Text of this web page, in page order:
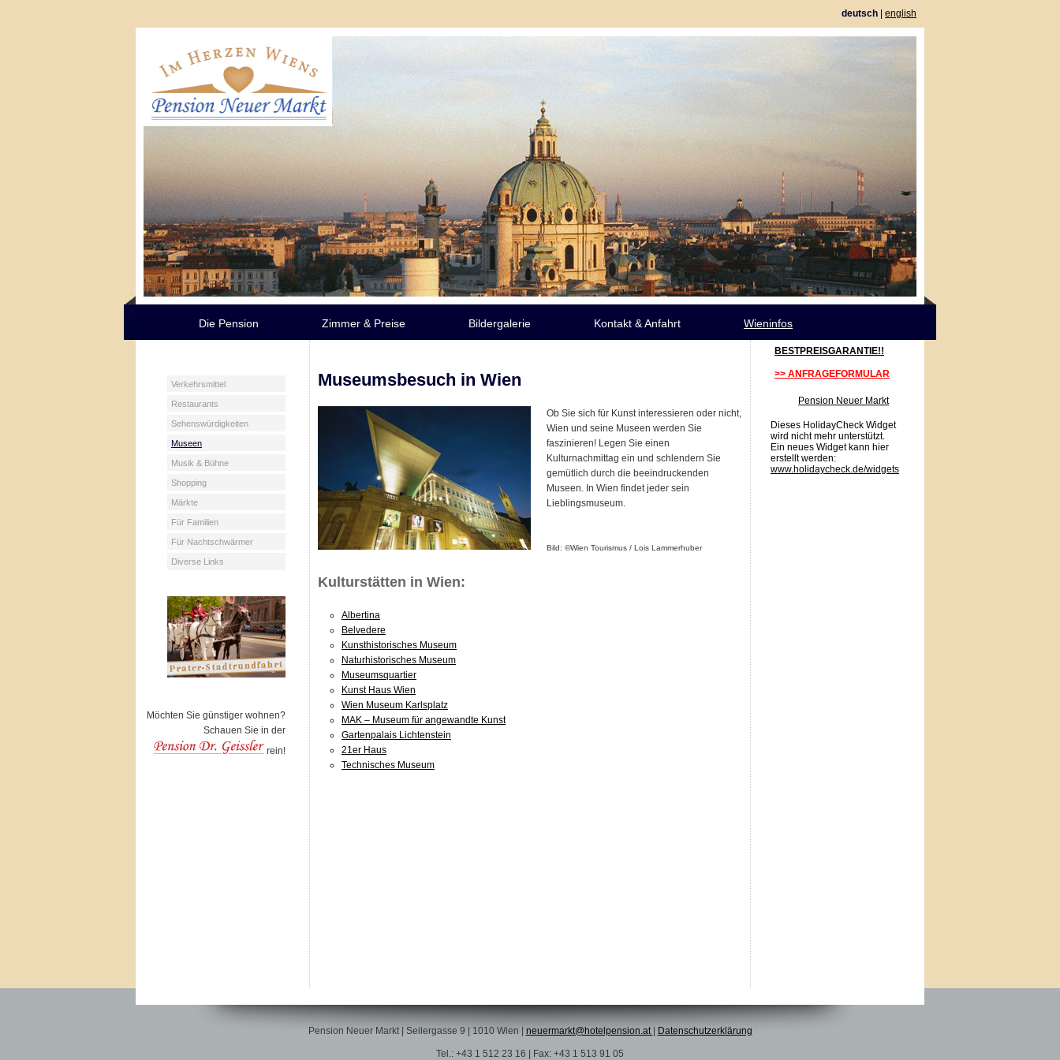
deutsch english
Die Pension Zimmer & Preise Bildergalerie Kontakt & Anfahrt Wieninfos
Verkehrsmittel
Restaurants
Sehenswürdigkeiten
Museen
Musik & Bühne
Shopping
Märkte
Für Familien
Für Nachtschwärmer
Diverse Links
Möchten Sie günstiger wohnen?
Schauen Sie in der
rein!
BESTPREISGARANTIE!!
>> ANFRAGEFORMULAR
Pension Neuer Markt
Dieses HolidayCheck Widget
wird nicht mehr unterstützt.
Ein neues Widget kann hier
erstellt werden:
www.holidaycheck.de/widgets
Museumsbesuch in Wien
Ob Sie sich für Kunst interessieren oder nicht,
Wien und seine Museen werden Sie
faszinieren! Legen Sie einen
Kulturnachmittag ein und schlendern Sie
gemütlich durch die beeindruckenden
Museen. In Wien findet jeder sein
Lieblingsmuseum.
Bild: ©Wien Tourismus / Lois Lammerhuber
Kulturstätten in Wien:
Albertina
Belvedere
Kunsthistorisches Museum
Naturhistorisches Museum
Museumsquartier
Kunst Haus Wien
Wien Museum Karlsplatz
MAK – Museum für angewandte Kunst
Gartenpalais Lichtenstein
21er Haus
Technisches Museum
Pension Neuer Markt | Seilergasse 9 | 1010 Wien | neuermarkt@hotelpension.at Datenschutzerklärung
Tel.: +43 1 512 23 16 | Fax: +43 1 513 91 05